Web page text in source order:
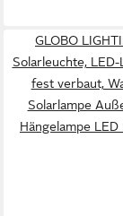
GLOBO
Solarleuchte,
fest verbaut,
Solarlampe
Hängelampe